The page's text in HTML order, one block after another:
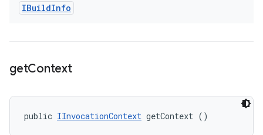
IBuildInfo
getContext
public IInvocationContext getContext ()